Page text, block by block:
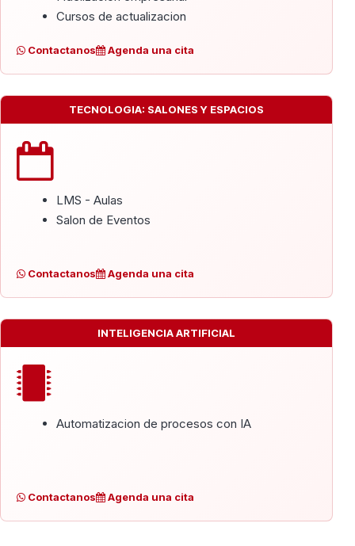
Cursos de actualizacion
Contactanos Agenda una cita
TECNOLOGIA: SALONES Y ESPACIOS
LMS - Aulas
Salon de Eventos
Contactanos Agenda una cita
INTELIGENCIA ARTIFICIAL
Automatizacion de procesos con IA
Contactanos Agenda una cita